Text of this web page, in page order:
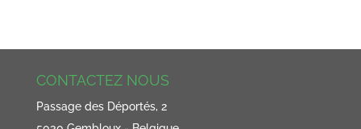
CONTACTEZ NOUS
Passage des Déportés, 2